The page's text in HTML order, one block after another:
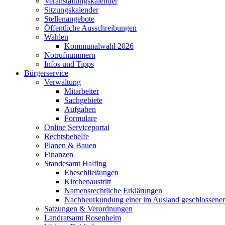
Sitzungskalender
Stellenangebote
Öffentliche Ausschreibungen
Wahlen
Kommunalwahl 2026
Notrufnummern
Infos und Tipps
Bürgerservice
Verwaltung
Mitarbeiter
Sachgebiete
Aufgaben
Formulare
Online Serviceportal
Rechtsbehelfe
Planen & Bauen
Finanzen
Standesamt Halfing
Eheschließungen
Kirchenaustritt
Namensrechtliche Erklärungen
Nachbeurkundung einer im Ausland
Satzungen & Verordnungen
Landratsamt Rosenheim